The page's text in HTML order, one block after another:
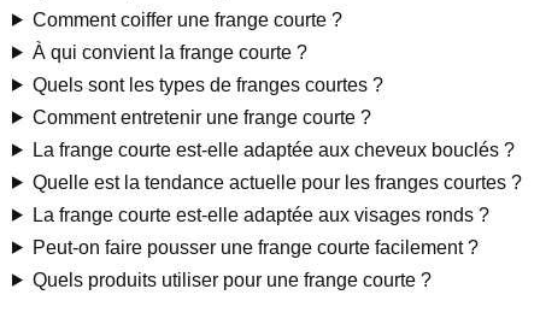
Comment coiffer une frange courte ?
À qui convient la frange courte ?
Quels sont les types de franges courtes ?
Comment entretenir une frange courte ?
La frange courte est-elle adaptée aux cheveux bouclés ?
Quelle est la tendance actuelle pour les franges courtes ?
La frange courte est-elle adaptée aux visages ronds ?
Peut-on faire pousser une frange courte facilement ?
Quels produits utiliser pour une frange courte ?